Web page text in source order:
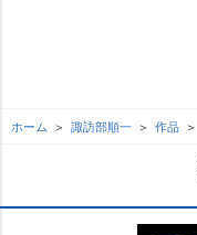
ホーム 諏訪部順一 作品